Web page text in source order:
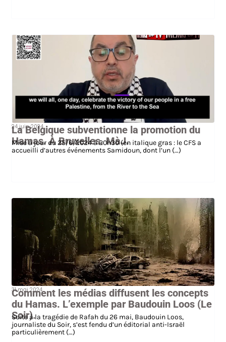
24 juin 2024
La Belgique subventionne la promotion du
Hamas. À Bruxelles. MàJ.
Mise à jour du 25/6/2024 à 20h30 (en italique gras : le CFS a
accueilli d’autres événements Samidoun, dont l’un (…)
31 mai 2024
Comment les médias diffusent les concepts
du Hamas. L’exemple par Baudouin Loos (Le
Soir).
Suite à la tragédie de Rafah du 26 mai, Baudouin Loos,
journaliste du Soir, s’est fendu d’un éditorial anti-Israël
particulièrement (…)